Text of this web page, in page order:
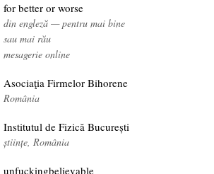
for better or worse
din engleză — pentru mai bine
sau mai rău
mesagerie online
Asociaţia Firmelor Bihorene
România
Institutul de Fizică București
științe, România
unfuckingbelievable